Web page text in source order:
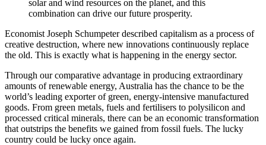
solar and wind resources on the planet, and this
combination can drive our future prosperity.​​​​‌ ‍ ​‍​‍‌‍ ‌ ​‍‌‍‍‌‌‍‌ ‌‍‍‌‌‍ ‍​‍​‍​ ‍‍​‍​‍‌ ​ ‌‍​‌‌‍ ‍‌‍‍‌‌ ‌​‌ ‍‌​‍ ‍‌‍‍‌‌‍ ​‍​‍​‍ ​​‍​‍‌‍‍​‌ ​‍‌‍‌‌‌‍‌‍​‍​‍​ ‍‍​‍​‍‌‍‍​‌ ‌​‌ ‌​‌ ​​​ ‍‍​‍ ​‍ ‌‍ ​‌‍ ‌‍​ ‌‍​‌‌‍ ​‌‍‍​‌‍ ‌ ​ ‌ ‌​​ ‍‍​ ​ ​ ​ ​ ​ ​ ​ ​‍ ‌‍‍‌‌‍ ‍‌ ‌​‌‍‌‌‌‍ ‍‌ ‌​​‍ ‌‍‌‌‌‍‌​‌‍‍‌‌ ‌​​‍ ‌‍ ‌‌‍ ‌‍‌​‌‍‌‌​ ‌‌ ​​‌ ​‍‌‍‌‌‌ ​ ‌‍‌‌‌‍ ‍‌ ‌​‌‍​‌‌ ‌​‌‍‍‌‌‍ ‌‍ ‍​ ‍ ‌‍‍‌‌‍‌​​ ‌​ ​​‌‍​‌​ ‌‍​ ‌‌​ ‍​​ ‌‍​ ​​‌‍​‌​‍ ‌‌‍‌‌​ ‌​​ ​​​ ‌​​‍ ‌​ ‌​​ ​ ​ ‍‌​ ‌​​‍ ‌‌‍​‍‌‍‌​‌‍​ ​ ‌ ​‍ ‌​ ​ ​ ​​​ ‍‌​ ‌ ​ ​‌​ ‌‌‌‍​‍​ ​‍‌‍​‌​ ​‍​ ‍‌​ ‍​​ ‍ ‌ ‌​‌ ‍‌‌ ​​‌‍‌‌​ ‌‌‍ ‍‌‍‌‌‌ ‌ ‌ ​ ​ ‍ ‌ ​​‌‍​‌‌ ‌​‌‍‍​​ ‌‌‍​ ‌‍ ‌‍ ‍‌ ‌​‌‍‌‌‌‍ ‍‌ ‌​​‍‌‌​ ‌‌‌​​‍‌‌ ‌‍‍ ‌‍‌‌‌ ‍‌​‍‌‌​ ​ ‌​‌​​‍‌‌​ ​ ‌​‌​​‍‌‌​ ​‍​ ​‍​ ‍‌‌‍​‍​ ‍​‌‍​‍​ ‌‌‌‍‌‍‌‍‌‍‌‍‌‍​ ‌‌‌‍‌‌‌‍​‌​ ‍‌​‍‌‌​ ​‍​ ​‍​‍‌‌​ ‌‌‌​‌​​‍ ‍‌ ​‌‌ ‌‌‌‍ ‌ ‌​‌‍‌‌​‍‌‌​ ‌‌‌​​‍‌‌ ‌‍‍ ‌‍‌‌‌ ‍‌​‍‌‌​ ​ ‌​‌​​‍‌‌​ ​ ‌​‌​​‍‌‌​ ​‍​ ​‍​ ‌‌​ ​​​ ​ ‌‍​‍​ ​ ​ ‌‌​ ‍​‌‍​‌‌‍​‌​ ‌‍​ ‌‌‌‍‌​​‍‌‌​ ​‍​ ​‍​‍‌‌​ ‌‌‌​‌​​‍ ‍‌‍​ ‌‍‍​‌‍‍‌‌‍ ​‌‍‌​‌ ​‍‌‍‌‌‌‍ ‍​‍‌‌​ ‌‌‌​​‍‌‌ ‌‍‍ ‌‍‌‌‌ ‍‌​‍‌‌​ ​ ‌​‌​​‍‌‌​ ​ ‌​‌​​‍‌‌​ ​‍​ ​‍‌‍‌​‌‍‌​​ ​​‌‍‌​‌‍​‌​ ‌‌​ ‍‌‌‍​‌​ ​ ‌‍‌‌​ ‌‍​ ​‌​‍‌‌​ ​‍​ ​‍​‍‌‌​ ‌‌‌​‌​​‍ ‍‌ ‌​‌‍‌‌‌ ‍​‌ ‌​​ ‌‍​‍‌‍​‌‌ ​ ‌‍‌‌‌‌‌‌‌ ​‍‌‍ ​​ ‌‌‍‍​‌ ‌​‌ ‌​‌ ​​​‍‌‌​ ​ ‌​​‌​‍‌‌​ ​‍‌​‌‍​‍‌‌​ ​‍‌​‌‍‌‍ ​‌‍ ‌‍​ ‌‍​‌‌‍ ​‌‍‍​‌‍ ‌ ​ ‌ ‌​​‍‌‌​ ​ ‌​​‌​ ​ ​ ​ ​ ​ ​ ​ ​‍‌‍‌‍‍‌‌‍‌​​ ‌​ ​​‌‍​‌​ ‌‍​ ‌‌​ ‍​​ ‌‍​ ​​‌‍​‌​‍ ‌‌‍‌‌​ ‌​​ ​​​ ‌​​‍ ‌​ ‌​​ ​ ​ ‍‌​ ‌​​‍ ‌‌‍​‍‌‍‌​‌‍​ ​ ‌ ​‍ ‌​ ​ ​ ​​​ ‍‌​ ‌ ​ ​‌​ ‌‌‌‍​‍​ ​‍‌‍​‌​ ​‍​ ‍‌​ ‍​​‍‌‍‌ ‌​‌ ‍‌‌ ​​‌‍‌‌​ ‌‌‍ ‍‌‍‌‌‌ ‌ ‌ ​ ​‍‌‍‌ ​​‌‍​‌‌ ‌​‌‍‍​​ ‌‌‍​ ‌‍ ‌‍ ‍‌ ‌​‌‍‌‌‌‍ ‍‌ ‌​​‍‌‌​ ‌‌‌​​‍‌‌ ‌‍‍ ‌‍‌‌‌ ‍‌​‍‌‌​ ​ ‌​‌​​‍‌‌​ ​ ‌​‌​​‍‌‌​ ​‍​ ​‍​ ‍‌‌‍​‍​ ‍​‌‍​‍​ ‌‌‌‍‌‍‌‍‌‍‌‍‌‍​ ‌‌‌‍‌‌‌‍​‌​ ‍‌​‍‌‌​ ​‍​ ​‍​‍‌‌​ ‌‌‌​‌​​‍ ‍‌ ​‌‌ ‌‌‌‍ ‌ ‌​‌‍‌‌​‍‌‌​ ‌‌‌​​‍‌‌ ‌‍‍ ‌‍‌‌‌ ‍‌​‍‌‌​ ​ ‌​‌​​‍‌‌​ ​ ‌​‌​​‍‌‌​ ​‍​ ​‍​ ‌‌​ ​​​ ​ ‌‍​‍​ ​ ​ ‌‌​ ‍​‌‍​‌‌‍​‌​ ‌‍​ ‌‌‌‍‌​​‍‌‌​ ​‍​ ​‍​‍‌‌​ ‌‌‌​‌​​‍ ‍‌‍​ ‌‍‍​‌‍‍‌‌‍ ​‌‍‌​‌ ​‍‌‍‌‌‌‍ ‍​‍‌‌​ ‌‌‌​​‍‌‌ ‌‍‍ ‌‍‌‌‌ ‍‌​‍‌‌​ ​ ‌​‌​​‍‌‌​ ​ ‌​‌​​‍‌‌​ ​‍​ ​‍‌‍‌​‌‍‌​​ ​​‌‍‌​‌‍​‌​ ‌‌​ ‍‌‌‍​‌​ ​ ‌‍‌‌​ ‌‍​ ​‌​‍‌‌​ ​‍​ ​‍​‍‌‌​ ‌‌‌​‌​​‍ ‍‌ ‌​‌‍‌‌‌ ‍​‌ ‌​​‍‌‍‌ ​​‌‍‌‌‌ ​‍‌ ​ ‌ ​​‌‍‌‌‌‍​ ‌ ‌​‌‍‍‌‌ ‌‍‌‍‌‌​ ‌‌ ​​‌ ‌‌‌‍​‍‌‍ ​‌‍‍‌‌ ​ ‌‍‍​‌‍‌‌‌‍‌​​‍​‍‌ ‌
Economist Joseph Schumpeter described capitalism as a process of
creative destruction, where new innovations continuously replace
the old. This is exactly what is happening in the energy sector.​​​​‌ ‍ ​‍​‍‌‍ ‌ ​‍‌‍‍‌‌‍‌ ‌‍‍‌‌‍ ‍​‍​‍​ ‍‍​‍​‍‌ ​ ‌‍​‌‌‍ ‍‌‍‍‌‌ ‌​‌ ‍‌​‍ ‍‌‍‍‌‌‍ ​‍​‍​‍ ​​‍​‍‌‍‍​‌ ​‍‌‍‌‌‌‍‌‍​‍​‍​ ‍‍​‍​‍‌‍‍​‌ ‌​‌ ‌​‌ ​​​ ‍‍​‍ ​‍ ‌‍ ​‌‍ ‌‍​ ‌‍​‌‌‍ ​‌‍‍​‌‍ ‌ ​ ‌ ‌​​ ‍‍​ ​ ​ ​ ​ ​ ​ ​ ​‍ ‌‍‍‌‌‍ ‍‌ ‌​‌‍‌‌‌‍ ‍‌ ‌​​‍ ‌‍‌‌‌‍‌​‌‍‍‌‌ ‌​​‍ ‌‍ ‌‌‍ ‌‍‌​‌‍‌‌​ ‌‌ ​​‌ ​‍‌‍‌‌‌ ​ ‌‍‌‌‌‍ ‍‌ ‌​‌‍​‌‌ ‌​‌‍‍‌‌‍ ‌‍ ‍​ ‍ ‌‍‍‌‌‍‌​​ ‌​ ​​‌‍​‌​ ‌‍​ ‌‌​ ‍​​ ‌‍​ ​​‌‍​‌​‍ ‌‌‍‌‌​ ‌​​ ​​​ ‌​​‍ ‌​ ‌​​ ​ ​ ‍‌​ ‌​​‍ ‌‌‍​‍‌‍‌​‌‍​ ​ ‌ ​‍ ‌​ ​ ​ ​​​ ‍‌​ ‌ ​ ​‌​ ‌‌‌‍​‍​ ​‍‌‍​‌​ ​‍​ ‍‌​ ‍​​ ‍ ‌ ‌​‌ ‍‌‌ ​​‌‍‌‌​ ‌‌‍ ‍‌‍‌‌‌ ‌ ‌ ​ ​ ‍ ‌ ​​‌‍​‌‌ ‌​‌‍‍​​ ‌‌‍​ ‌‍ ‌‍ ‍‌ ‌​‌‍‌‌‌‍ ‍‌ ‌​​‍‌‌​ ‌‌‌​​‍‌‌ ‌‍‍ ‌‍‌‌‌ ‍‌​‍‌‌​ ​ ‌​‌​​‍‌‌​ ​ ‌​‌​​‍‌‌​ ​‍​ ​‍​ ​‌​ ‍​​ ‌​​ ‍​‌‍‌‌​ ‌ ‌‍‌‍​ ​ ​ ‌​‌‍‌‌​ ​​‌‍‌‌​‍‌‌​ ​‍​ ​‍​‍‌‌​ ‌‌‌​‌​​‍ ‍‌‍​ ‌‍‍​‌‍‍‌‌‍ ​‌‍‌​‌ ​‍‌‍‌‌‌‍ ‍​‍‌‌​ ‌‌‌​​‍‌‌ ‌‍‍ ‌‍‌‌‌ ‍‌​‍‌‌​ ​ ‌​‌​​‍‌‌​ ​ ‌​‌​​‍‌‌​ ​‍​ ​‍‌‍‌‍‌‍‌‌​ ​​‌‍‌‌​ ​​​ ‍​​ ‍​​ ​‍​ ​ ​ ‌‍‌‍​‍‌‍​ ​ ​​​‍‌‌​ ​‍​ ​‍​‍‌‌​ ‌‌‌​‌​​‍ ‍‌ ‌​‌‍‌‌‌ ‍​‌ ‌​​ ‌‍​‍‌‍​‌‌ ​ ‌‍‌‌‌‌‌‌‌ ​‍‌‍ ​​ ‌‌‍‍​‌ ‌​‌ ‌​‌ ​​​‍‌‌​ ​ ‌​​‌​‍‌‌​ ​‍‌​‌‍​‍‌‌​ ​‍‌​‌‍‌‍ ​‌‍ ‌‍​ ‌‍​‌‌‍ ​‌‍‍​‌‍ ‌ ​ ‌ ‌​​‍‌‌​ ​ ‌​​‌​ ​ ​ ​ ​ ​ ​ ​ ​‍‌‍‌‍‍‌‌‍‌​​ ‌​ ​​‌‍​‌​ ‌‍​ ‌‌​ ‍​​ ‌‍​ ​​‌‍​‌​‍ ‌‌‍‌‌​ ‌​​ ​​​ ‌​​‍ ‌​ ‌​​ ​ ​ ‍‌​ ‌​​‍ ‌‌‍​‍‌‍‌​‌‍​ ​ ‌ ​‍ ‌​ ​ ​ ​​​ ‍‌​ ‌ ​ ​‌​ ‌‌‌‍​‍​ ​‍‌‍​‌​ ​‍​ ‍‌​ ‍​​‍‌‍‌ ‌​‌ ‍‌‌ ​​‌‍‌‌​ ‌‌‍ ‍‌‍‌‌‌ ‌ ‌ ​ ​‍‌‍‌ ​​‌‍​‌‌ ‌​‌‍‍​​ ‌‌‍​ ‌‍ ‌‍ ‍‌ ‌​‌‍‌‌‌‍ ‍‌ ‌​​‍‌‌​ ‌‌‌​​‍‌‌ ‌‍‍ ‌‍‌‌‌ ‍‌​‍‌‌​ ​ ‌​‌​​‍‌‌​ ​ ‌​‌​​‍‌‌​ ​‍​ ​‍​ ​‌​ ‍​​ ‌​​ ‍​‌‍‌‌​ ‌ ‌‍‌‍​ ​ ​ ‌​‌‍‌‌​ ​​‌‍‌‌​‍‌‌​ ​‍​ ​‍​‍‌‌​ ‌‌‌​‌​​‍ ‍‌‍​ ‌‍‍​‌‍‍‌‌‍ ​‌‍‌​‌ ​‍‌‍‌‌‌‍ ‍​‍‌‌​ ‌‌‌​​‍‌‌ ‌‍‍ ‌‍‌‌‌ ‍‌​‍‌‌​ ​ ‌​‌​​‍‌‌​ ​ ‌​‌​​‍‌‌​ ​‍​ ​‍‌‍‌‍‌‍‌‌​ ​​‌‍‌‌​ ​​​ ‍​​ ‍​​ ​‍​ ​ ​ ‌‍‌‍​‍‌‍​ ​ ​​​‍‌‌​ ​‍​ ​‍​‍‌‌​ ‌‌‌​‌​​‍ ‍‌ ‌​‌‍‌‌‌ ‍​‌ ‌​​‍‌‍‌ ​​‌‍‌‌‌ ​‍‌ ​ ‌ ​​‌‍‌‌‌‍​ ‌ ‌​‌‍‍‌‌ ‌‍‌‍‌‌​ ‌‌ ​​‌ ‌‌‌‍​‍‌‍ ​‌‍‍‌‌ ​ ‌‍‍​‌‍‌‌‌‍‌​​‍​‍‌ ‌
Through our comparative advantage in producing extraordinary
amounts of renewable energy, Australia has the chance to be the
world’s leading exporter of green, energy-intensive manufactured
goods. From green metals, fuels and fertilisers to polysilicon and
processed critical minerals, there can be an economic transformation
that outstrips the benefits we gained from fossil fuels. The lucky
country could be lucky once again.​​​​‌ ‍ ​‍​‍‌‍ ‌ ​‍‌‍‍‌‌‍‌ ‌‍‍‌‌‍ ‍​‍​‍​ ‍‍​‍​‍‌ ​ ‌‍​‌‌‍ ‍‌‍‍‌‌ ‌​‌ ‍‌​‍ ‍‌‍‍‌‌‍ ​‍​‍​‍ ​​‍​‍‌‍‍​‌ ​‍‌‍‌‌‌‍‌‍​‍​‍​ ‍‍​‍​‍‌‍‍​‌ ‌​‌ ‌​‌ ​​​ ‍‍​‍ ​‍ ‌‍ ​‌‍ ‌‍​ ‌‍​‌‌‍ ​‌‍‍​‌‍ ‌ ​ ‌ ‌​​ ‍‍​ ​ ​ ​ ​ ​ ​ ​ ​‍ ‌‍‍‌‌‍ ‍‌ ‌​‌‍‌‌‌‍ ‍‌ ‌​​‍ ‌‍‌‌‌‍‌​‌‍‍‌‌ ‌​​‍ ‌‍ ‌‌‍ ‌‍‌​‌‍‌‌​ ‌‌ ​​‌ ​‍‌‍‌‌‌ ​ ‌‍‌‌‌‍ ‍‌ ‌​‌‍​‌‌ ‌​‌‍‍‌‌‍ ‌‍ ‍​ ‍ ‌‍‍‌‌‍‌​​ ‌​ ​​‌‍​‌​ ‌‍​ ‌‌​ ‍​​ ‌‍​ ​​‌‍​‌​‍ ‌‌‍‌‌​ ‌​​ ​​​ ‌​​‍ ‌​ ‌​​ ​ ​ ‍‌​ ‌​​‍ ‌‌‍​‍‌‍‌​‌‍​ ​ ‌ ​‍ ‌​ ​ ​ ​​​ ‍‌​ ‌ ​ ​‌​ ‌‌‌‍​‍​ ​‍‌‍​‌​ ​‍​ ‍‌​ ‍​​ ‍ ‌ ‌​‌ ‍‌‌ ​​‌‍‌‌​ ‌‌‍ ‍‌‍‌‌‌ ‌ ‌ ​ ​ ‍ ‌ ​​‌‍​‌‌ ‌​‌‍‍​​ ‌‌‍​ ‌‍ ‌‍ ‍‌ ‌​‌‍‌‌‌‍ ‍‌ ‌​​‍‌‌​ ‌‌‌​​‍‌‌ ‌‍‍ ‌‍‌‌‌ ‍‌​‍‌‌​ ​ ‌​‌​​‍‌‌​ ​ ‌​‌​​‍‌‌​ ​‍​ ​‍​ ‌ ‌‍‌‌​ ‌ ​ ​‍​ ‌‌‌‍​ ‌‍‌‍​ ‌​‌‍‌‍‌‍​‍​ ​​‌‍​‌​‍‌‌​ ​‍​ ​‍​‍‌‌​ ‌‌‌​‌​​‍ ‍‌‍​ ‌‍‍​‌‍‍‌‌‍ ​‌‍‌​‌ ​‍‌‍‌‌‌‍ ‍​‍‌‌​ ‌‌‌​​‍‌‌ ‌‍‍ ‌‍‌‌‌ ‍‌​‍‌‌​ ​ ‌​‌​​‍‌‌​ ​ ‌​‌​​‍‌‌​ ​‍​ ​‍​ ‌​​ ‌‍​ ​‌‌‍‌‍​ ‌‍‌‍​ ​ ​‌​ ​‌​ ‌‌​ ​ ‌‍‌‍​ ‌​​ ​​​‍‌‌​ ​‍​ ​‍​‍‌‌​ ‌‌‌​‌​​‍ ‍‌ ‌​‌‍‌‌‌ ‍​‌ ‌​​ ‌‍​‍‌‍​‌‌ ​ ‌‍‌‌‌‌‌‌‌ ​‍‌‍ ​​ ‌‌‍‍​‌ ‌​‌ ‌​‌ ​​​‍‌‌​ ​ ‌​​‌​‍‌‌​ ​‍‌​‌‍​‍‌‌​ ​‍‌​‌‍‌‍ ​‌‍ ‌‍​ ‌‍​‌‌‍ ​‌‍‍​‌‍ ‌ ​ ‌ ‌​​‍‌‌​ ​ ‌​​‌​ ​ ​ ​ ​ ​ ​ ​ ​‍‌‍‌‍‍‌‌‍‌​​ ‌​ ​​‌‍​‌​ ‌‍​ ‌‌​ ‍​​ ‌‍​ ​​‌‍​‌​‍ ‌‌‍‌‌​ ‌​​ ​​​ ‌​​‍ ‌​ ‌​​ ​ ​ ‍‌​ ‌​​‍ ‌‌‍​‍‌‍‌​‌‍​ ​ ‌ ​‍ ‌​ ​ ​ ​​​ ‍‌​ ‌ ​ ​‌​ ‌‌‌‍​‍​ ​‍‌‍​‌​ ​‍​ ‍‌​ ‍​​‍‌‍‌ ‌​‌ ‍‌‌ ​​‌‍‌‌​ ‌‌‍ ‍‌‍‌‌‌ ‌ ‌ ​ ​‍‌‍‌ ​​‌‍​‌‌ ‌​‌‍‍​​ ‌‌‍​ ‌‍ ‌‍ ‍‌ ‌​‌‍‌‌‌‍ ‍‌ ‌​​‍‌‌​ ‌‌‌​​‍‌‌ ‌‍‍ ‌‍‌‌‌ ‍‌​‍‌‌​ ​ ‌​‌​​‍‌‌​ ​ ‌​‌​​‍‌‌​ ​‍​ ​‍​ ‌ ‌‍‌‌​ ‌ ​ ​‍​ ‌‌‌‍​ ‌‍‌‍​ ‌​‌‍‌‍‌‍​‍​ ​​‌‍​‌​‍‌‌​ ​‍​ ​‍​‍‌‌​ ‌‌‌​‌​​‍ ‍‌‍​ ‌‍‍​‌‍‍‌‌‍ ​‌‍‌​‌ ​‍‌‍‌‌‌‍ ‍​‍‌‌​ ‌‌‌​​‍‌‌ ‌‍‍ ‌‍‌‌‌ ‍‌​‍‌‌​ ​ ‌​‌​​‍‌‌​ ​ ‌​‌​​‍‌‌​ ​‍​ ​‍​ ‌​​ ‌‍​ ​‌‌‍‌‍​ ‌‍‌‍​ ​ ​‌​ ​‌​ ‌‌​ ​ ‌‍‌‍​ ‌​​ ​​​‍‌‌​ ​‍​ ​‍​‍‌‌​ ‌‌‌​‌​​‍ ‍‌ ‌​‌‍‌‌‌ ‍​‌ ‌​​‍‌‍‌ ​​‌‍‌‌‌ ​‍‌ ​ ‌ ​​‌‍‌‌‌‍​ ‌ ‌​‌‍‍‌‌ ‌‍‌‍‌‌​ ‌‌ ​​‌ ‌‌‌‍​‍‌‍ ​‌‍‍‌‌ ​ ‌‍‍​‌‍‌‌‌‍‌​​‍​‍‌ ‌